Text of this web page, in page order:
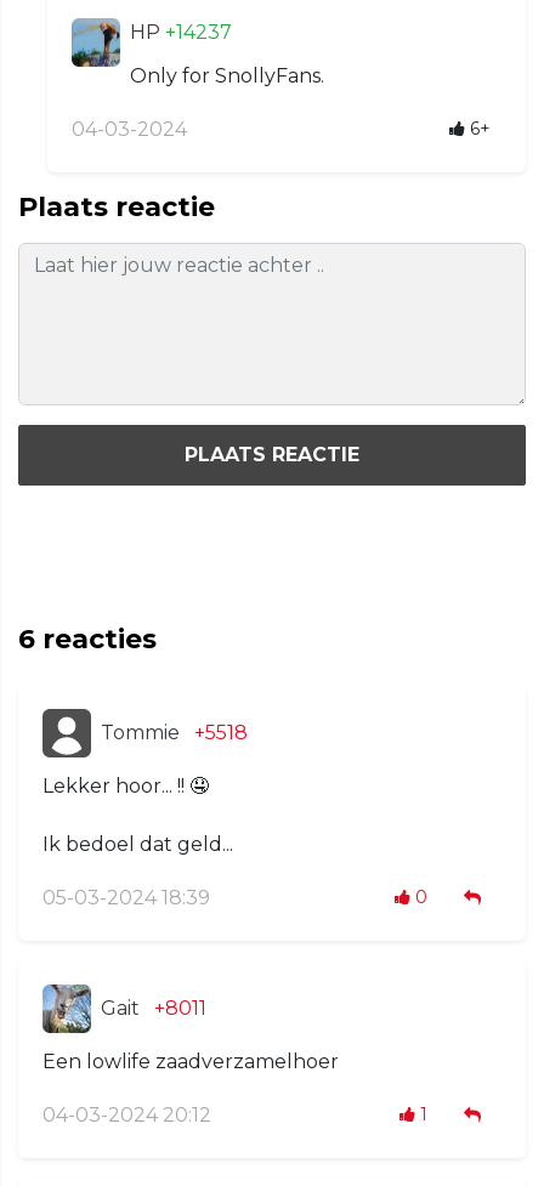
HP +14237
Only for SnollyFans.
04-03-2024 6+
Plaats reactie
PLAATS REACTIE
6 reacties
Tommie +5518
Lekker hoor... !! 🤤
Ik bedoel dat geld...
05-03-2024 18:39 0
Gait +8011
Een lowlife zaadverzamelhoer
04-03-2024 20:12 1